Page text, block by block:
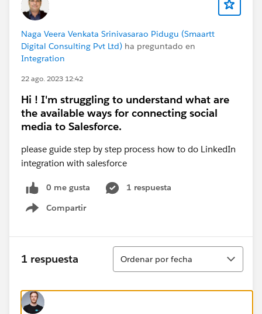
Naga Veera Venkata Srinivasarao Pidugu (Smaartt
Digital Consulting Pvt Ltd) ha preguntado en
Integration
22 ago. 2023 12:42
Hi ! I'm struggling to understand what are
the available ways for connecting social
media to Salesforce.
please guide step by step process how to do LinkedIn
integration with salesforce
0 me gusta
1 respuesta
Compartir
Show menu
1 respuesta
Ordenar
Ordenar por fecha